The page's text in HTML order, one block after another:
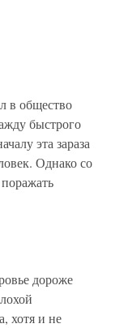
в общество
быстрого
эта зараза
Однако со
дороже
хотя и не